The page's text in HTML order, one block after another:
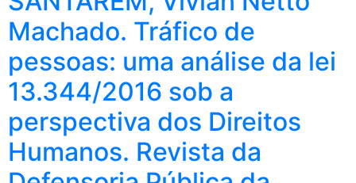
Machado. Tráfico de
pessoas: uma análise da lei
13.344/2016 sob a
perspectiva dos Direitos
Humanos. Revista da